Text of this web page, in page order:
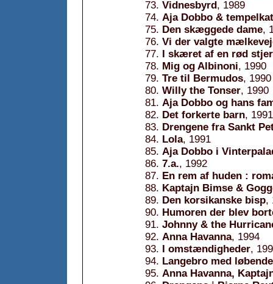
Vidnesbyrd, 1989
Aja Dobbo &
Den skæggede dame,
Vi der valgte
I skæret af en rød
Mig og Albinoni, 1990
Tre til Bermudos, 1990
Willy the Tonser, 1990
Aja Dobbo og hans
Det forkerte barn, 1991
Drengene fra Sankt
Lola, 1991
Aja Dobbo i
7.a., 1992
En rem af huden :
Kaptajn Bimse &
Den korsikanske bisp,
Humoren der blev
Johnny & the
Anna Havanna, 1994
I omstændigheder,
Langebro med
Anna Havanna,